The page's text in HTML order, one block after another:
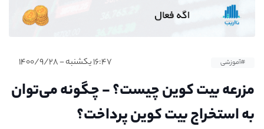
#آموزشی ۱۶:۴۷ یکشنبه - ۱۴۰۰/۹/۲۸
مزرعه بیت کوین چیست؟ - چگونه می‌توان
به استخراج بیت کوین پرداخت؟